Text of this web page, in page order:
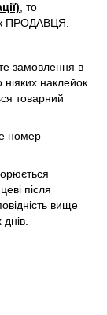
, то
ПРОДАВЦЯ.
замовлення в
наклейок
товарний
номер
після
вище
днів.